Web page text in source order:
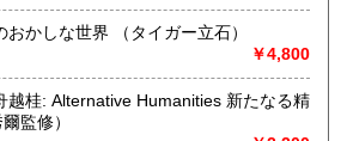
百年に亘る経験から、
できる限り正確に評価し買取させてい
様はぜひ当店までご一報くださいま
京都、奈良の他、全国の大学や、
虎の巻: アララ仙人のおかしな世界 （タイガー立石）
￥4,800
越桂: Alternative Humanities 新たなる精
階秀爾監修）